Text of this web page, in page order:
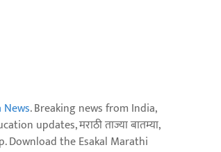
. Breaking news from India,
updates, मराठी ताज्या बातम्या,
Download the Esakal Marathi